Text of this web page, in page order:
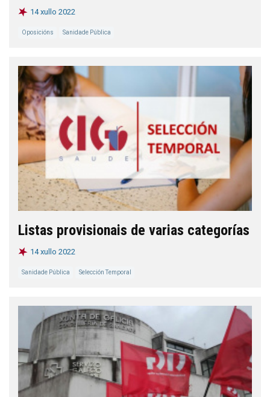
14 xullo 2022
Oposicións Sanidade Pública
Listas provisionais de varias categorías
14 xullo 2022
Sanidade Pública Selección Temporal